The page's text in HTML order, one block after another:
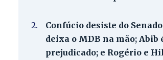
2.
Confúcio desiste do
deixa o MDB na mão; Abib
prejudicado; e Rogério e